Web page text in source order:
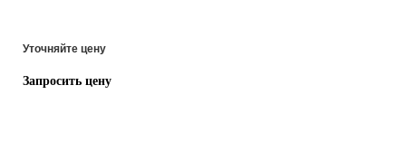
Уточняйте цену
Запросить цену